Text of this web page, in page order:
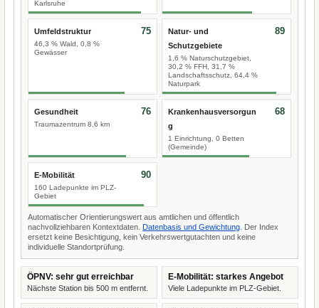
Karlsruhe
Umfeldstruktur
46,3 % Wald, 0,8 %
Gewässer
75
Natur- und
Schutzgebiete
1,6 % Naturschutzgebiet,
30,2 % FFH, 31,7 %
Landschaftsschutz, 64,4 %
Naturpark
89
Gesundheit
Traumazentrum 8,6 km
76
Krankenhausversorgun
g
1 Einrichtung, 0 Betten
(Gemeinde)
68
E-Mobilität
160 Ladepunkte im PLZ-
Gebiet
90
Automatischer Orientierungswert aus amtlichen und öffentlich
nachvollziehbaren Kontextdaten. Datenbasis und Gewichtung . Der Index
ersetzt keine Besichtigung, kein Verkehrswertgutachten und keine
individuelle Standortprüfung.
ÖPNV: sehr gut erreichbar
Nächste Station bis 500 m entfernt.
E-Mobilität: starkes Angebot
Viele Ladepunkte im PLZ-Gebiet.